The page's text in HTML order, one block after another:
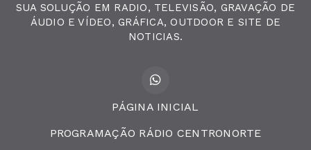
SUA SOLUÇÃO EM RADIO, TELEVISÃO, GRAVAÇÃO DE
ÁUDIO E VÍDEO, GRÁFICA, OUTDOOR E SITE DE
NOTICIAS.
PÁGINA INICIAL
PROGRAMAÇÃO RÁDIO CENTRONORTE